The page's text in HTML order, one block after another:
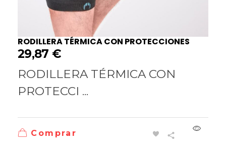
RODILLERA TÉRMICA CON PROTECCIONES
29,87 €
RODILLERA TÉRMICA CON
PROTECCI ...
Comprar